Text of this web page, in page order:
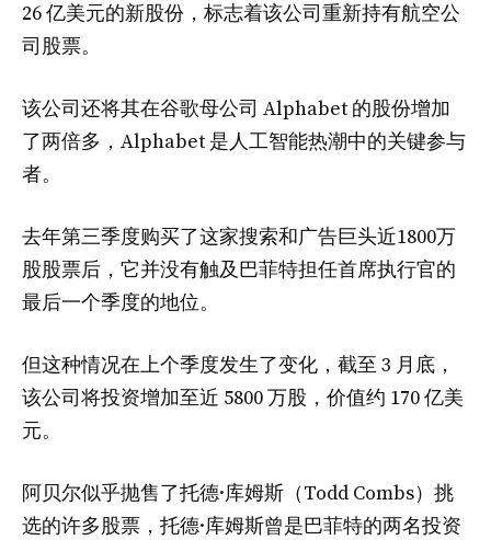
26 亿美元的新股份，标志着该公司重新持有航空公
司股票。
该公司还将其在谷歌母公司 Alphabet 的股份增加
了两倍多，Alphabet 是人工智能热潮中的关键参与
者。
去年第三季度购买了这家搜索和广告巨头近1800万
股股票后，它并没有触及巴菲特担任首席执行官的
最后一个季度的地位。
但这种情况在上个季度发生了变化，截至 3 月底，
该公司将投资增加至近 5800 万股，价值约 170 亿美
元。
阿贝尔似乎抛售了托德·库姆斯（Todd Combs）挑
选的许多股票，托德·库姆斯曾是巴菲特的两名投资